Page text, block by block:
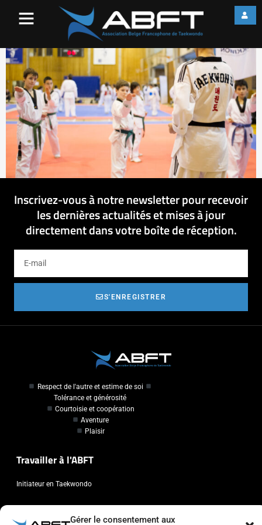
Gérer le consentement aux
Inscrivez-vous à notre newsletter pour recevoir
les dernières actualités et mises à jour
directement dans votre boîte de réception.
S'ENREGISTRER
Respect de l'autre et estime de soi
Tolérance et générosité
Courtoisie et coopération
Aventure
Plaisir
Travailler à l'ABFT
Initiateur en Taekwondo